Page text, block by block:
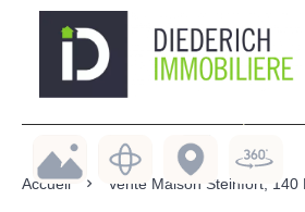
Accueil Vente Maison Steinfort, 140